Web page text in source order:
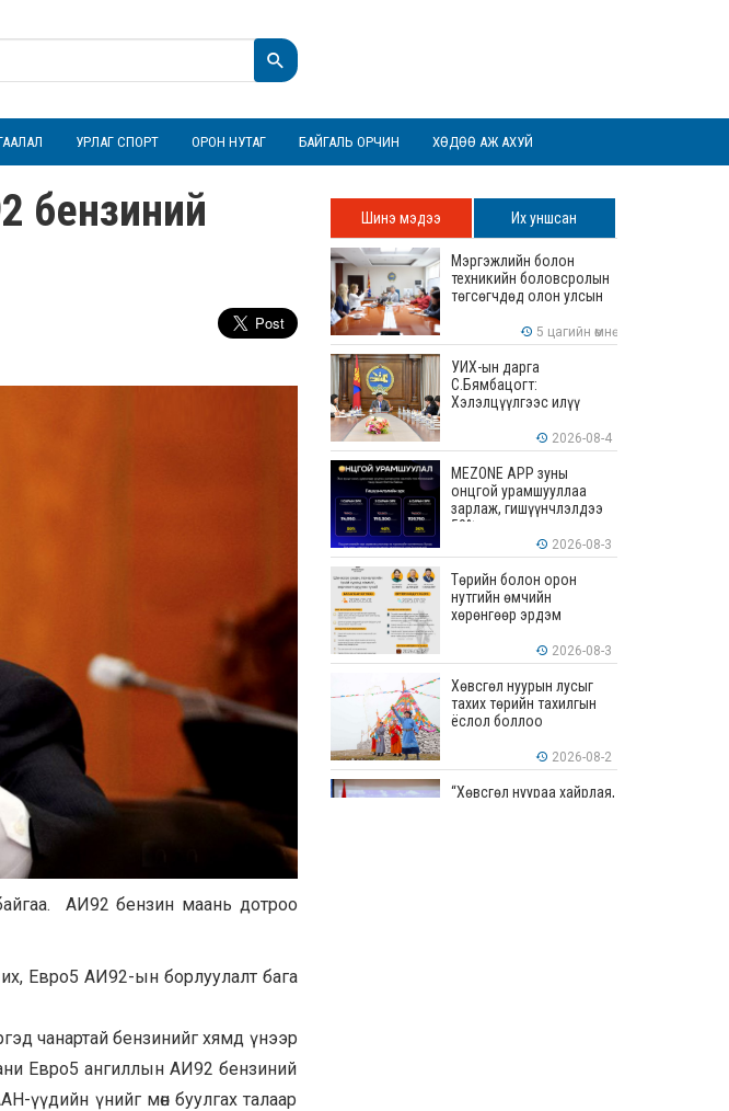
УРЛАГ СПОРТ ОРОН НУТАГ БАЙГАЛЬ ОРЧИН ХӨДӨӨ АЖ АХУЙ
бензиний
АИ92 бензин маань дотроо
Евро5 АИ92-ын борлуулалт бага
чанартай бензинийг хямд үнээр
Евро5 ангиллын АИ92 бензиний
үүдийн үнийг мөн буулгах талаар
Шинэ мэдээ Их уншсан
Мэргэжлийн болон
техникийн боловсролын
төгсөгчдөд олон улсын
зөвшөөрөгдөх ур
чадваруудыг олгоно
5 цагийн өмнө
УИХ-ын дарга
С.Бямбацогт:
Хэлэлцүүлгээс илүү
илүү бодит үр дүн чухал
2026-08-4
MEZONE APP зуны
онцгой урамшууллаа
зарлаж, гишүүнчлэлдээ
50% хүртэлх хөнгөлөлт
үзүүлж эхэллээ 2026-08-3
Төрийн болон орон
нутгийн өмчийн
хөрөнгөөр эрдэм
ажил хийхэд тендерийн
болон гүйцэтгэлийн
баталгаа гаргахгүй
2026-08-3
Хөвсгөл нуурын лусыг
тахих төрийн тахилгын
ёслол боллоо
2026-08-2
“Хөвсгөл нуураа хайрлая,